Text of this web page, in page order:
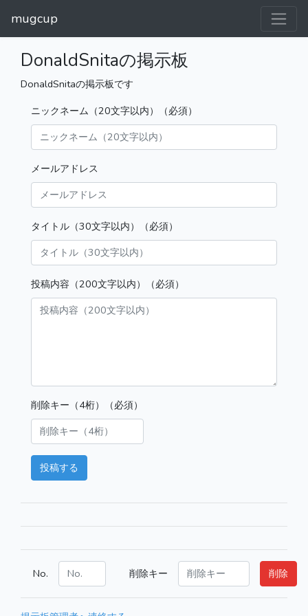
mugcup
DonaldSnitaの掲示板
DonaldSnitaの掲示板です
ニックネーム（20文字以内）（必須）
メールアドレス
タイトル（30文字以内）（必須）
投稿内容（200文字以内）（必須）
削除キー（4桁）（必須）
投稿する
No. 削除キー 削除